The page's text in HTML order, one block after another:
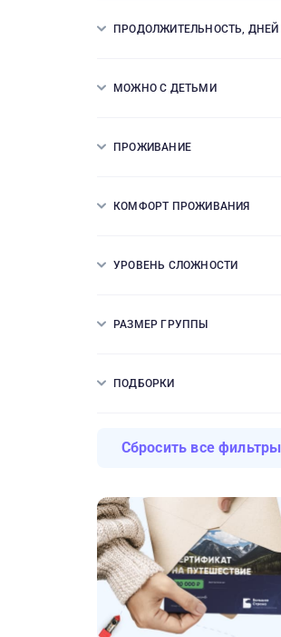
ПРОДОЛЖИТЕЛЬНОСТЬ, ДНЕЙ
МОЖНО С ДЕТЬМИ
ПРОЖИВАНИЕ
КОМФОРТ ПРОЖИВАНИЯ
УРОВЕНЬ СЛОЖНОСТИ
РАЗМЕР ГРУППЫ
ПОДБОРКИ
Сбросить все фильтры